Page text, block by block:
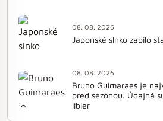
08. 08. 2026
Japonské slnko zabilo
08. 08. 2026
Bruno Guimaraes je
pred sezónou. Údajná
libier